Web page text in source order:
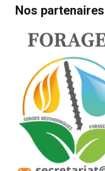
Nos partenaires